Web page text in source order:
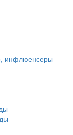
инфлюенсеры